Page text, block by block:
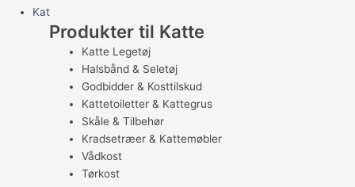
Kat
Produkter til Katte
Katte Legetøj
Halsbånd & Seletøj
Godbidder & Kosttilskud
Kattetoiletter & Kattegrus
Skåle & Tilbehør
Kradsetræer & Kattemøbler
Vådkost
Tørkost